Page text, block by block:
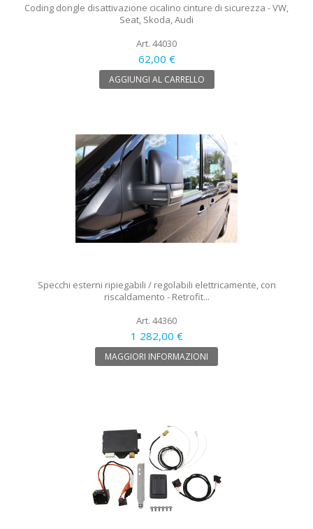
Coding dongle disattivazione cicalino cinture di sicurezza - VW,
Seat, Skoda, Audi
Art. 44030
62,00 €
AGGIUNGI AL CARRELLO
Specchi esterni ripiegabili / regolabili elettricamente, con
riscaldamento - Retrofit...
Art. 44360
1 282,00 €
MAGGIORI INFORMAZIONI